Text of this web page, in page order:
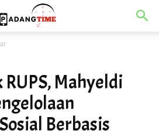
Mahyeldi
Berbasis